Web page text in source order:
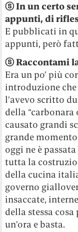
ⓢ In un certo
appunti, di
E pubblicati in
appunti, però
ⓢ Raccontami
Era un po’ più
introduzione
l’avevo scritto
della “carbonara
causato grandi
grande
oggi ne è
tutta la
della cucina
governo
insaccate,
della stessa
un’ora e basta.